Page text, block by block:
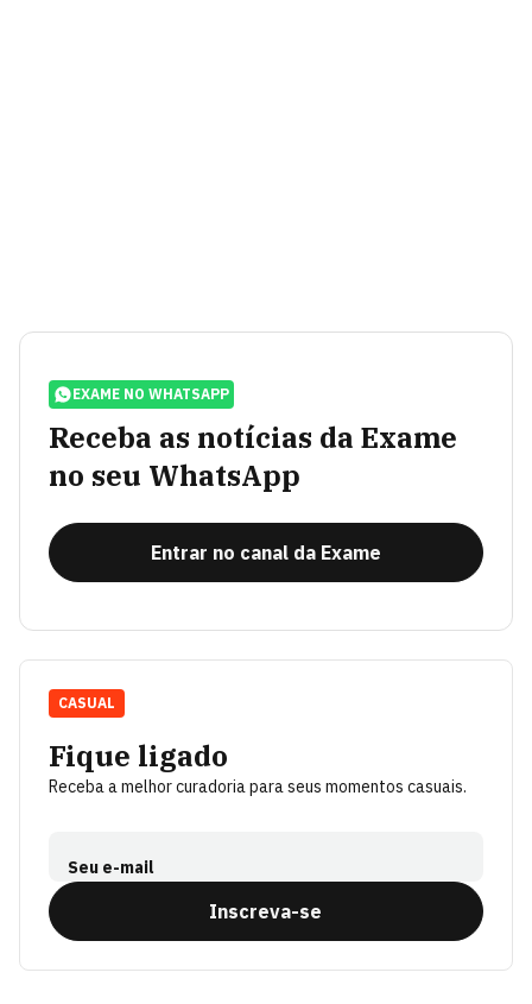
EXAME NO WHATSAPP
Receba as notícias da Exame
no seu WhatsApp
Entrar no canal da Exame
Fique ligado
Receba a melhor curadoria para seus momentos casuais.
Seu e-mail
Inscreva-se
CASUAL